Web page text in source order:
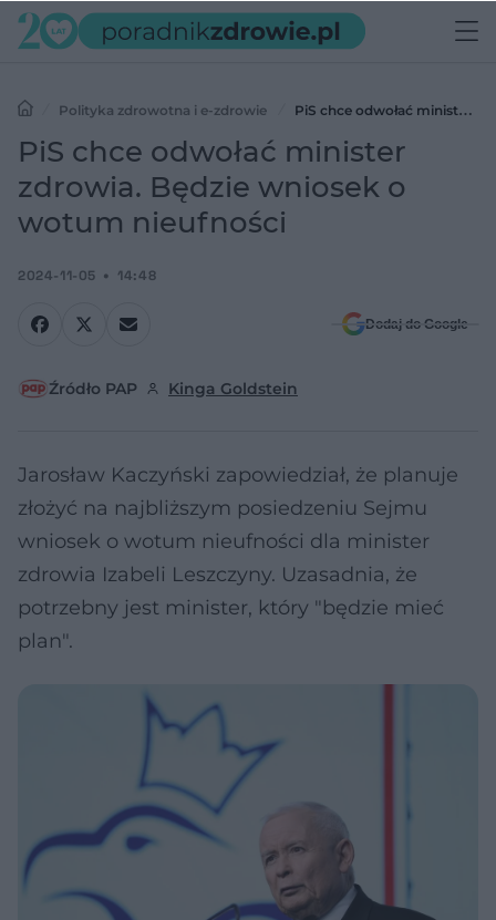
Polityka zdrowotna i e-zdrowie
PiS chce odwołać minister
zdrowia. Będzie wniosek o wotum nieufności
PiS chce odwołać minister
zdrowia. Będzie wniosek o
wotum nieufności
2024-11-05 14:48
Dodaj do Google
Źródło PAP Kinga Goldstein
Jarosław Kaczyński zapowiedział, że planuje
złożyć na najbliższym posiedzeniu Sejmu
wniosek o wotum nieufności dla minister
zdrowia Izabeli Leszczyny. Uzasadnia, że
potrzebny jest minister, który "będzie mieć
plan".